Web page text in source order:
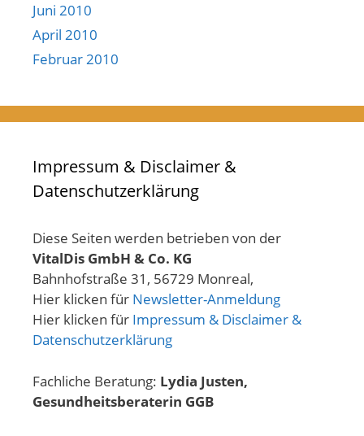
Juni 2010
April 2010
Februar 2010
Impressum & Disclaimer &
Datenschutzerklärung
Diese Seiten werden betrieben von der
VitalDis GmbH & Co. KG
Bahnhofstraße 31, 56729 Monreal,
Hier klicken für Newsletter-Anmeldung
Hier klicken für Impressum & Disclaimer &
Datenschutzerklärung
Fachliche Beratung: Lydia Justen,
Gesundheitsberaterin GGB